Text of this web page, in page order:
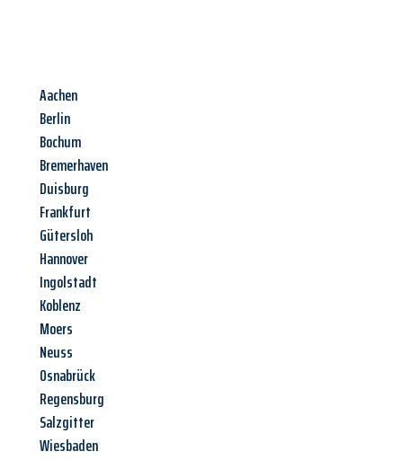
Aachen
Berlin
Bochum
Bremerhaven
Duisburg
Frankfurt
Gütersloh
Hannover
Ingolstadt
Koblenz
Moers
Neuss
Osnabrück
Regensburg
Salzgitter
Wiesbaden